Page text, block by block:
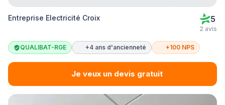
Entreprise Electricité Croix 5
2 avis
QUALIBAT-RGE +4 ans d'ancienneté +100 NPS
Je veux un devis gratuit